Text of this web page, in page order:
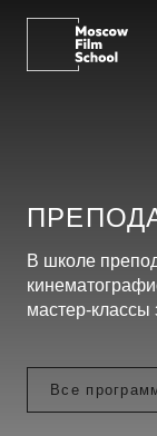
В школе
мастер-